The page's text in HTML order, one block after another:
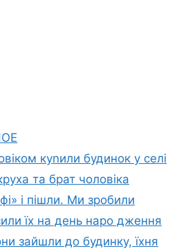
куnили будинок у селі
та брат чоловіка
і пішли. Ми зробили
їх на день наро дження
зайшли до будинку, їхня